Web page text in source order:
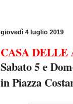
giovedì 4 luglio 2019
CASA DELLE
Sabato 5 e
in Piazza